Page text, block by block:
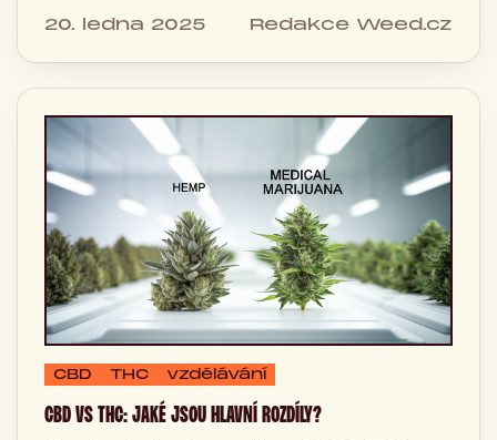
toho, co přijde dál.
20. ledna 2025 Redakce Weed.cz
CBD THC vzdělávání
CBD VS THC: JAKÉ JSOU HLAVNÍ ROZDÍLY?